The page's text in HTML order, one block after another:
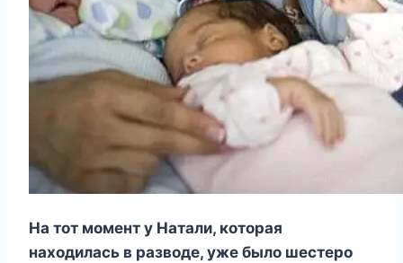
На тот момент у Натали, которая
находилась в разводе, уже было шестеро